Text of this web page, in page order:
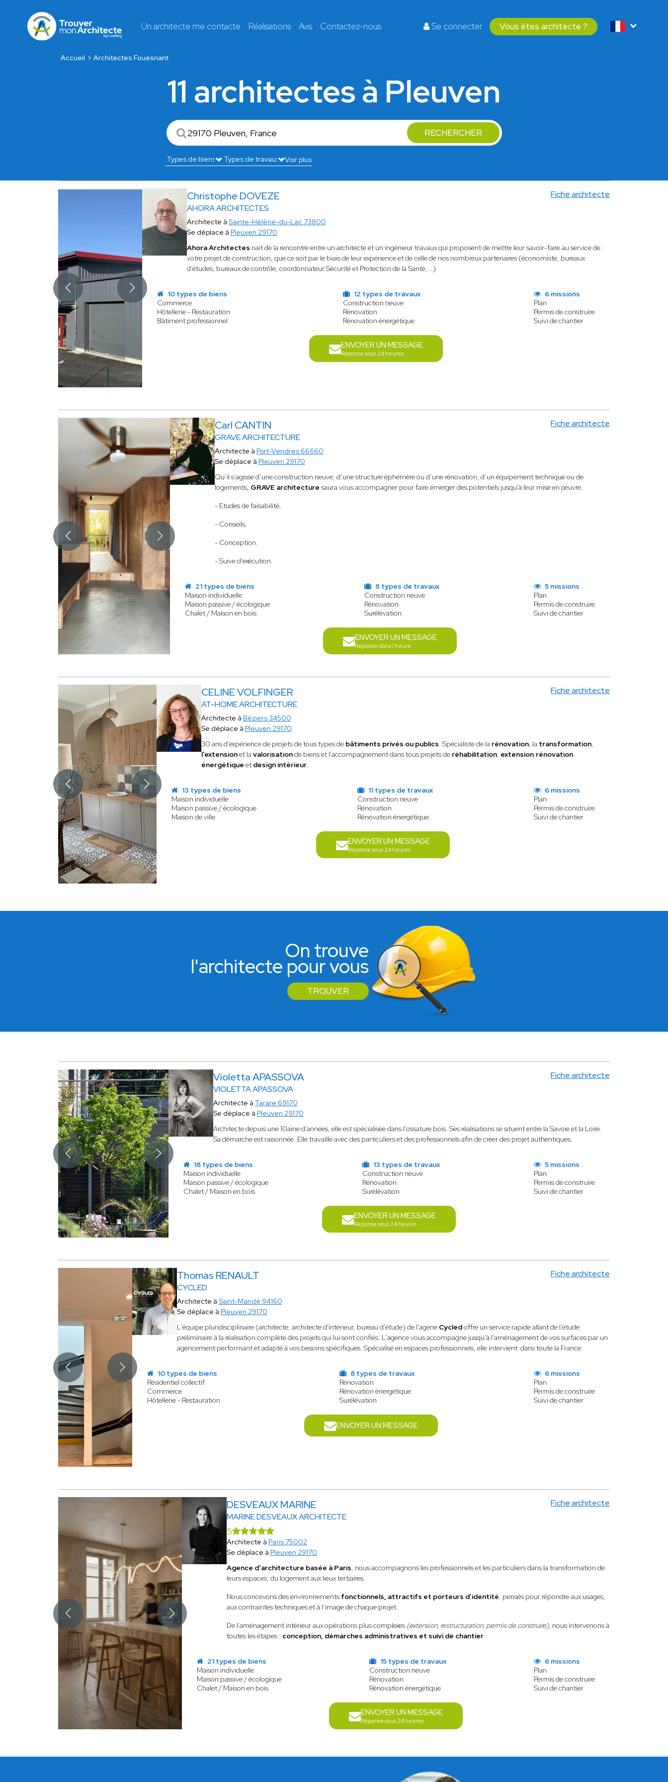
Un architecte me contacte Réalisations Avis Contactez-nous Se connecter Vous êtes architecte ?
Accueil Architectes Fouesnant
11 architectes à Pleuven
RECHERCHER
Voir plus
Christophe DOVEZE
AHORA ARCHITECTES
Fiche architecte
Architecte à Sainte-Hélène-du-Lac 73800
Se déplace à Pleuven 29170
Ahora Architectes nait de la rencontre entre un architecte et un ingénieur travaux qui proposent de mettre leur savoir-faire au service de
votre projet de construction, que ce soit par le biais de leur expérience et de celle de nos nombreux partenaires (économiste, bureaux
d’études, bureaux de contrôle, coordonnateur Sécurité et Protection de la Santé, …)
10 types de biens
Commerce
Hôtellerie - Restauration
Bâtiment professionnel
12 types de travaux
Construction neuve
Rénovation
Rénovation énergétique
6 missions
Plan
Permis de construire
Suivi de chantier
ENVOYER UN MESSAGE
Réponse sous 24 heures
Carl CANTIN
GRAVE ARCHITECTURE
Fiche architecte
Architecte à Port-Vendres 66660
Se déplace à Pleuven 29170
Qu’il s’agisse d’une construction neuve, d’une structure éphémère ou d’une rénovation, d’un équipement technique ou de
logements, GRAVE architecture saura vous accompagner pour faire émerger des potentiels jusqu’à leur mise en œuvre.
- Etudes de faisabilité,
- Conseils,
- Conception,
- Suive d'exécution.
21 types de biens
Maison individuelle
Maison passive / écologique
Chalet / Maison en bois
8 types de travaux
Construction neuve
Rénovation
Surélévation
5 missions
Plan
Permis de construire
Suivi de chantier
ENVOYER UN MESSAGE
Réponse dans l'heure
CELINE VOLFINGER
AT-HOME ARCHITECTURE
Fiche architecte
Architecte à Béziers 34500
Se déplace à Pleuven 29170
30 ans d’expérience de projets de tous types de bâtiments privés ou publics. Spécialiste de la rénovation, la transformation,
l’extensionet la valorisationde biens et l'accompagnement dans tous projets de réhabilitation, extension,rénovation
énergétique et design intérieur.
13 types de biens
Maison individuelle
Maison passive / écologique
Maison de ville
11 types de travaux
Construction neuve
Rénovation
Rénovation énergétique
6 missions
Plan
Permis de construire
Suivi de chantier
ENVOYER UN MESSAGE
Réponse sous 24 heures
On trouve
l'architecte pour vous
TROUVER
Violetta APASSOVA
VIOLETTA APASSOVA
Fiche architecte
Architecte à Tarare 69170
Se déplace à Pleuven 29170
Architecte depuis une 10aine d'années, elle est spécialisée dans l'ossature bois. Ses réalisations se situent entre la Savoie et la Loire.
Sa démarche est raisonnée. Elle travaille avec des particuliers et des professionnels afin de créer des projet authentiques.
18 types de biens
Maison individuelle
Maison passive / écologique
Chalet / Maison en bois
13 types de travaux
Construction neuve
Rénovation
Surélévation
5 missions
Plan
Permis de construire
Suivi de chantier
ENVOYER UN MESSAGE
Réponse sous 24 heures
Thomas RENAULT
CYCLED
Fiche architecte
Architecte à Saint-Mandé 94160
Se déplace à Pleuven 29170
​L'équipe pluridisciplinaire (architecte, architecte d'intérieur, bureau d'étude) de l'agene Cycledoffre un service rapide allant de l’étude
préliminaire à la réalisation complète des projets qui lui sont confiés. L'agence vous accompagne jusqu’à l’aménagement de vos surfaces par un
agencement performant et adapté à vos besoins spécifiques. Spécialisé en espaces professionnels, elle intervient dans toute la France.
10 types de biens
Résidentiel collectif
Commerce
Hôtellerie - Restauration
8 types de travaux
Rénovation
Rénovation énergétique
Surélévation
6 missions
Plan
Permis de construire
Suivi de chantier
ENVOYER UN MESSAGE
DESVEAUX MARINE
MARINE DESVEAUX ARCHITECTE
Fiche architecte
5
Architecte à Paris 75002
Se déplace à Pleuven 29170
Agence d’architecture basée à Paris, nous accompagnons les professionnels et les particuliers dans la transformation de
leurs espaces, du logement aux lieux tertiaires.
Nous concevons des environnements fonctionnels, attractifs et porteurs d’identité, pensés pour répondre aux usages,
aux contraintes techniques et à l’image de chaque projet.
De l’aménagement intérieur aux opérations plus complexes (extension, restructuration, permis de construire), nous intervenons à
toutes les étapes : conception, démarches administratives et suivi de chantier.
21 types de biens
Maison individuelle
Maison passive / écologique
Chalet / Maison en bois
15 types de travaux
Construction neuve
Rénovation
Rénovation énergétique
6 missions
Plan
Permis de construire
Suivi de chantier
ENVOYER UN MESSAGE
Réponse sous 24 heures